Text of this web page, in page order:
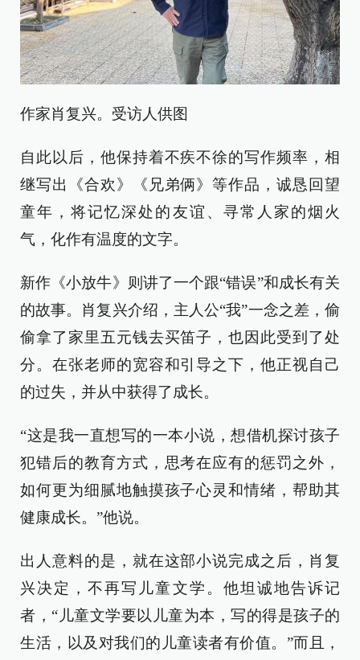
作家肖复兴。受访人供图
自此以后，他保持着不疾不徐的写作频率，相
继写出《合欢》《兄弟俩》等作品，诚恳回望
童年，将记忆深处的友谊、寻常人家的烟火
气，化作有温度的文字。
新作《小放牛》则讲了一个跟“错误”和成长有关
的故事。肖复兴介绍，主人公“我”一念之差，偷
偷拿了家里五元钱去买笛子，也因此受到了处
分。在张老师的宽容和引导之下，他正视自己
的过失，并从中获得了成长。
“这是我一直想写的一本小说，想借机探讨孩子
犯错后的教育方式，思考在应有的惩罚之外，
如何更为细腻地触摸孩子心灵和情绪，帮助其
健康成长。”他说。
出人意料的是，就在这部小说完成之后，肖复
兴决定，不再写儿童文学。他坦诚地告诉记
者，“儿童文学要以儿童为本，写的得是孩子的
生活，以及对我们的儿童读者有价值。”而且，